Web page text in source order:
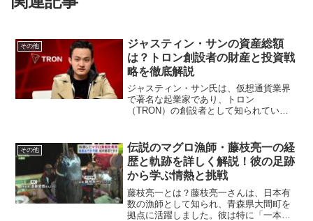
その他
ジャスティン・サンの資産総額
は？トロン創設者の財産と投資戦
略を徹底解説
ジャスティン・サン氏は、仮想通貨業界
で著名な起業家であり、トロン
（TRON）の創設者として知られていま
ます。本記事では、ジャスティン・サン
氏の資産総額やその内訳、投資戦...
その他
伝説のマグロ漁師・藤枝亮一の経
歴と軌跡を詳しく解説！彼の足跡
から学ぶ情熱と挑戦
藤枝亮一とは？藤枝亮一さんは、日本有
数の漁師として知られ、青森県大間町を
拠点に活躍しました。彼は特に「一本釣